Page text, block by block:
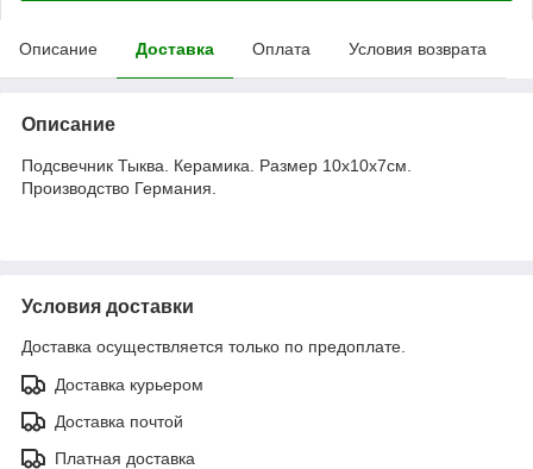
Описание Доставка Оплата Условия возврата
Описание
Подсвечник Тыква. Керамика. Размер 10х10х7см.
Производство Германия.
Условия доставки
Доставка осуществляется только по предоплате.
Доставка курьером
Доставка почтой
Платная доставка